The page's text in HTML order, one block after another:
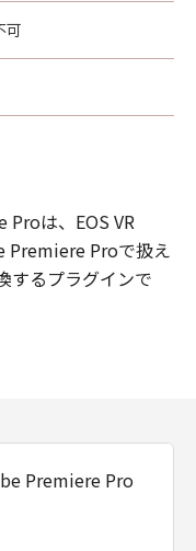
可
は、EOS VR
Premiere Proで扱え
するプラグインで
Premiere Pro